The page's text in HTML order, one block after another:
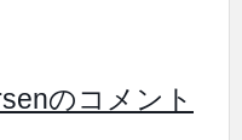
のコメント